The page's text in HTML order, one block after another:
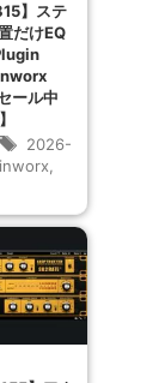
】ステ
だけEQ
ール中
2026-